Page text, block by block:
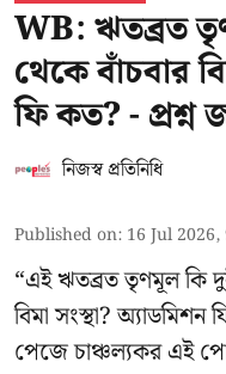
WB: ঋতব্রত
থেকে বাঁচবার
ফি কত? - প্রশ্ন
নিজস্ব প্রতিনিধি
Published on: 16 Jul
“এই ঋতব্রত তৃণমূল কি
বিমা সংস্থা?
পেজে চাঞ্চল্যকর এই